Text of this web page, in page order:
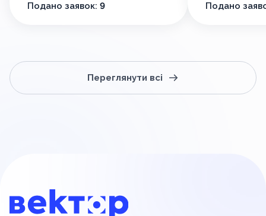
Подано заявок: 9 Подано
Переглянути всі